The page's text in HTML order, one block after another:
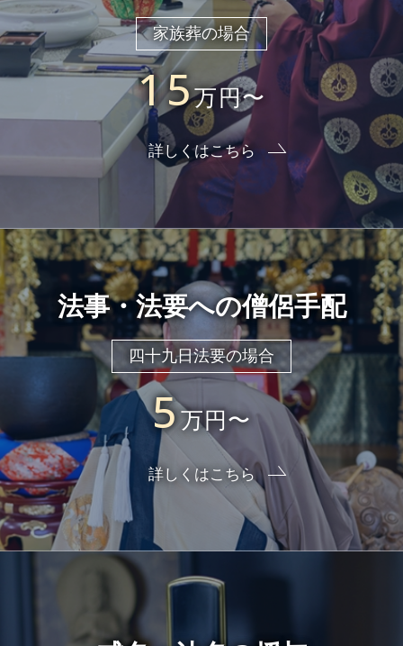
家族葬の場合
15万円〜
詳しくはこちら
法事・法要への僧侶手配
四十九日法要の場合
5万円〜
詳しくはこちら